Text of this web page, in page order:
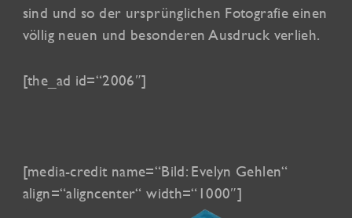
sind und so der ursprünglichen Fotografie einen
völlig neuen und besonderen Ausdruck verlieh.
[the_ad id=“2006″]
[media-credit name=“Bild: Evelyn Gehlen“
align=“aligncenter“ width=“1000″]